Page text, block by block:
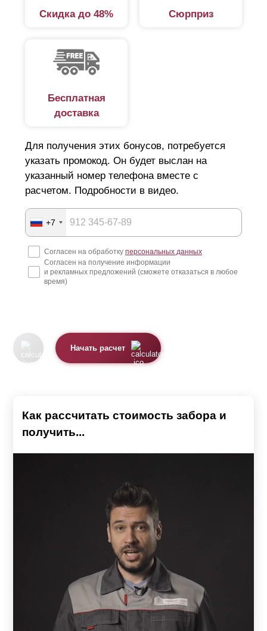
Скидка до 48% Сюрприз
Бесплатная
доставка
Для получения этих бонусов, потребуется
указать промокод. Он будет выслан на
указанный номер телефона вместе с
расчетом. Подробности в видео.
+7
Согласен на обработку персональных данных
Согласен на получение информации
и рекламных предложений (сможете отказаться в любое
время)
Начать расчет
Как рассчитать стоимость забора и
получить...